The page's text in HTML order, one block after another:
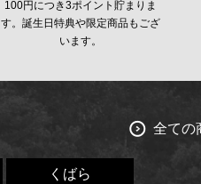
100円につき3ポイント貯まりま
す。誕生日特典や限定商品もござ
います。
全ての
くばら